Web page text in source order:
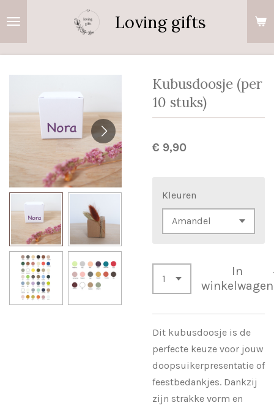
Loving gifts
Kubusdoosje (per
10 stuks)
€ 9,90
Kleuren
In
winkelwagen
Dit kubusdoosje is de
perfecte keuze voor jouw
doopsuikerpresentatie of
feestbedankjes. Dankzij
zijn strakke vorm en